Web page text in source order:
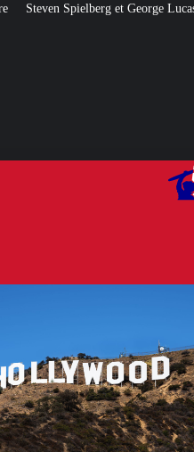
Lucas prévoient un krach